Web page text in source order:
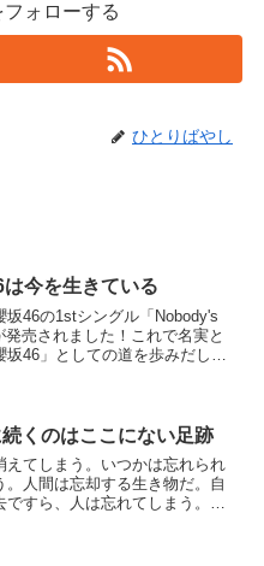
ォローする
ひとりばやし
今を生きている
坂46の1stシングル「Nobody's
発売されました！これで名実と
坂46」としての道を歩みだした
くのはここにない足跡
えてしまう。いつかは忘れられ
。人間は忘却する生き物だ。自
ですら、人は忘れてしまう。ど